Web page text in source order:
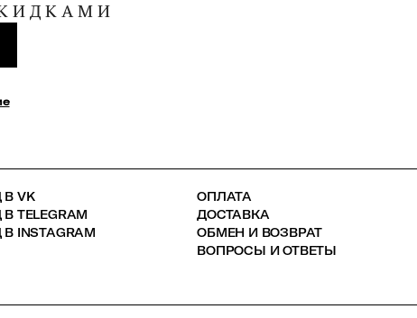
VK
TELEGRAM
INSTAGRAM
ОПЛАТА
ДОСТАВКА
ОБМЕН И ВОЗВРАТ
ВОПРОСЫ И ОТВЕТЫ